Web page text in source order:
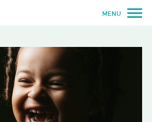
MENU